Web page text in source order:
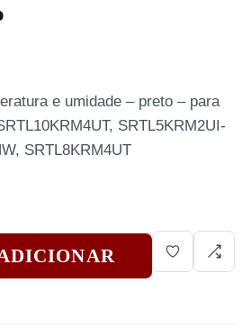
e umidade – preto – para
SRTL5KRM2UI-
SRTL8KRM4UT